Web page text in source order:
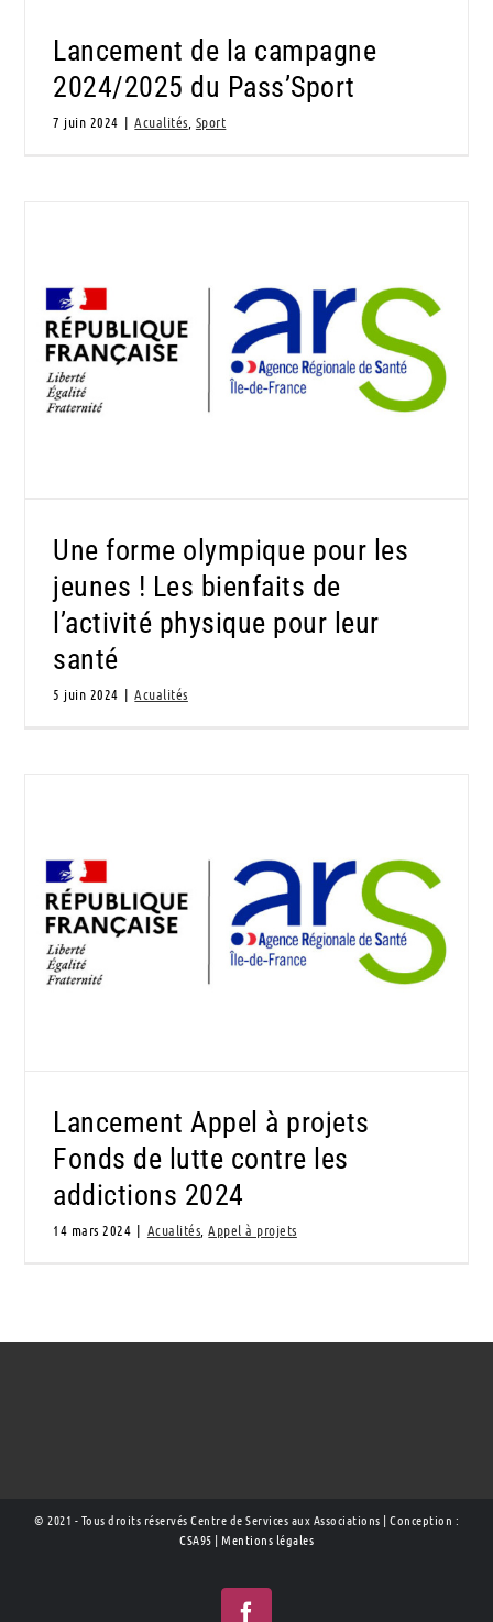
Lancement de la campagne
2024/2025 du Pass’Sport
7 juin 2024 | Acualités Sport
Une forme olympique pour les jeunes ! Les
bienfaits de l’activité physique pour leur
santé
Une forme olympique pour les
jeunes ! Les bienfaits de
l’activité physique pour leur
santé
5 juin 2024 | Acualités
Lancement Appel à projets Fonds de lutte
contre les addictions 2024
Lancement Appel à projets
Fonds de lutte contre les
addictions 2024
14 mars 2024 | Acualités ,Appel à projets
© 2021 - Tous droits réservés Centre de Services aux Associations | Conception :
CSA95 | Mentions légales